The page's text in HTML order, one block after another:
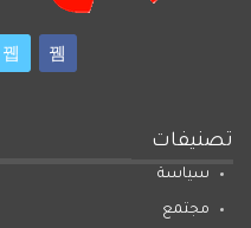
تصنيفات
سياسة
مجتمع